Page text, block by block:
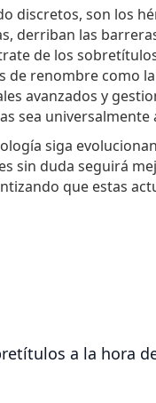
discretos, son los
derriban las
de los
de renombre como
avanzados y
sea
siga
sin duda seguirá
que estas
a la hora